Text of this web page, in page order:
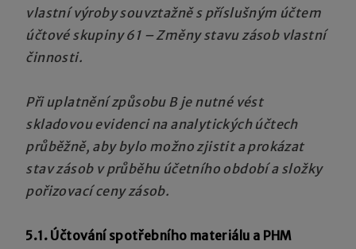
vlastní výroby souvztažně s příslušným účtem
účtové skupiny 61 – Změny stavu zásob vlastní
činnosti.
Při uplatnění způsobu B je nutné vést
skladovou evidenci na analytických účtech
průběžně, aby bylo možno zjistit a prokázat
stav zásob v průběhu účetního období a složky
pořizovací ceny zásob.
5.1. Účtování spotřebního materiálu a PHM